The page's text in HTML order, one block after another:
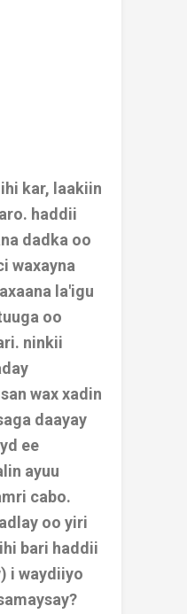
kar, laakiin
haddii
dadka oo
waxayna
la'igu
oo
ninkii
wax xadin
daayay
ee
ayuu
cabo.
oo yiri
bari haddii
i waydiiyo